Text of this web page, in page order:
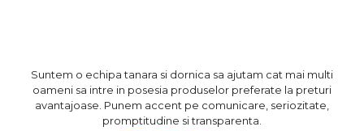
Suntem o echipa tanara si dornica sa ajutam cat mai multi
oameni sa intre in posesia produselor preferate la preturi
avantajoase. Punem accent pe comunicare, seriozitate,
promptitudine si transparenta.